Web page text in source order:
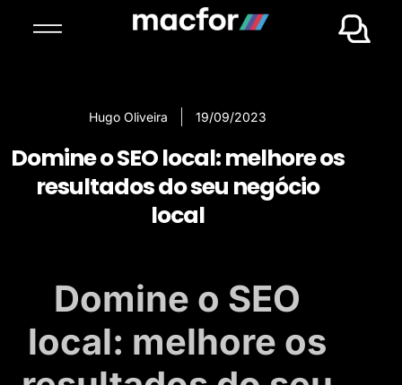
Hugo Oliveira 19/09/2023
Domine o SEO local: melhore os
resultados do seu negócio
local
Domine o SEO
local: melhore os